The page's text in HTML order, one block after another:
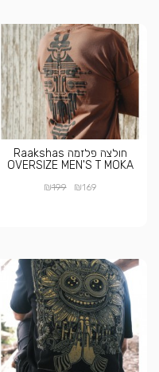
חולצה פלזמה Raakshas
OVERSIZE MEN'S T MOKA
₪169
₪199